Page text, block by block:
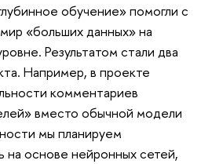
обучение» помогли с
«больших данных» на
Результатом стали два
Например, в проекте
комментариев
вместо обычной модели
мы планируем
на основе нейронных сетей,